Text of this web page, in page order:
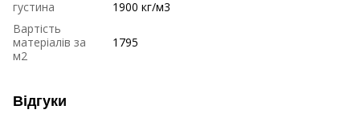
густина
1900 кг/м3
Вартість
матеріалів за
м2
1795
Відгуки